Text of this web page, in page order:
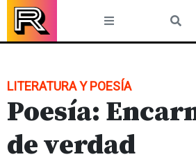
Skip
content
LITERATURA Y POESÍA
Poesía:
de verdad